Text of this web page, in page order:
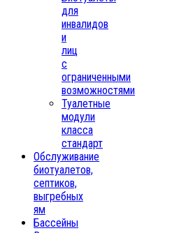
для
инвалидов
и
лиц
с
ограниченными
возможностями
Туалетные
модули
класса
стандарт
Обслуживание
биотуалетов,
септиков,
выгребных
ям
Бассейны